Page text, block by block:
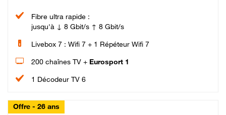
Fibre ultra rapide :
jusqu'à ↓ 8 Gbit/s ↑ 8 Gbit/s
Livebox 7 : Wifi 7 + 1 Répéteur Wifi 7
200 chaînes TV + Eurosport 1
1 Décodeur TV 6
Offre - 26 ans